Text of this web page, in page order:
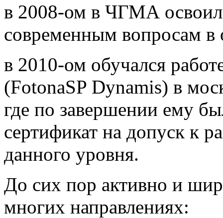
в 2008-ом в ЧГМА
современным вопросам в
в 2010-ом обучался
(FotonaSP Dynamis) в
где по завершении ему
сертификат на допуск к
данного уровня.
До сих пор активно и
многих направлениях: